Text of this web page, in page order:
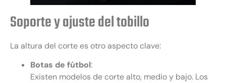
Soporte y ajuste del tobillo
La altura del corte es otro aspecto clave:
Botas de fútbol:
Existen modelos de corte alto, medio y bajo. Los